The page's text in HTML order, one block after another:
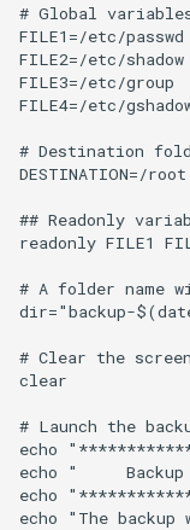
# Global
FILE1=/etc/passwd
FILE2=/etc/shadow
FILE3=/etc/group
FILE4=/etc/
# Destination
DESTINATION=/root
## Readonly
readonly FILE1
# A folder name
dir="backup-
# Clear the screen
clear
# Launch the
echo
echo "
echo
echo "The